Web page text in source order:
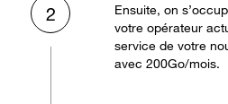
2
Ensuite, on
votre opérateur
service de votre
avec 200Go/mois.